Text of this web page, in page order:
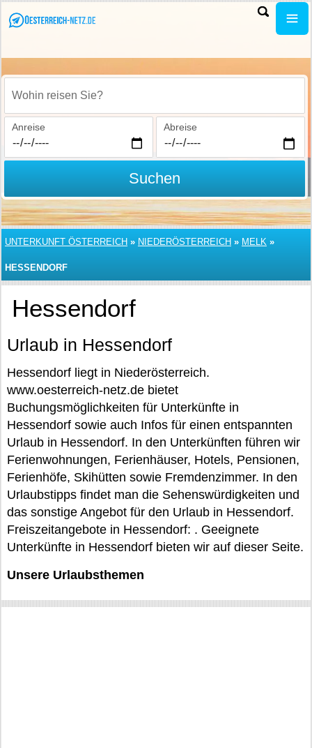
Wohin reisen Sie?
Anreise Abreise
Suchen
UNTERKUNFT ÖSTERREICH » NIEDERÖSTERREICH » MELK »
HESSENDORF
Hessendorf
Urlaub in Hessendorf
Hessendorf liegt in Niederösterreich.
www.oesterreich-netz.de bietet
Buchungsmöglichkeiten für Unterkünfte in
Hessendorf sowie auch Infos für einen entspannten
Urlaub in Hessendorf. In den Unterkünften führen wir
Ferienwohnungen, Ferienhäuser, Hotels, Pensionen,
Ferienhöfe, Skihütten sowie Fremdenzimmer. In den
Urlaubstipps findet man die Sehenswürdigkeiten und
das sonstige Angebot für den Urlaub in Hessendorf.
Freiszeitangebote in Hessendorf: . Geeignete
Unterkünfte in Hessendorf bieten wir auf dieser Seite.
Unsere Urlaubsthemen